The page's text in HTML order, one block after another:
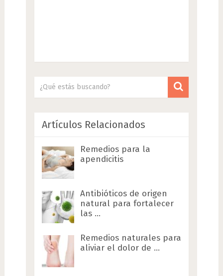
Artículos Relacionados
Remedios para la
apendicitis
Antibióticos de origen
natural para fortalecer
las …
Remedios naturales para
aliviar el dolor de …